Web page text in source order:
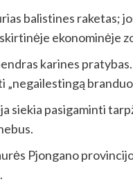
balistines raketas;
ekonominėje
karines
siekia pasigaminti
Pjongano